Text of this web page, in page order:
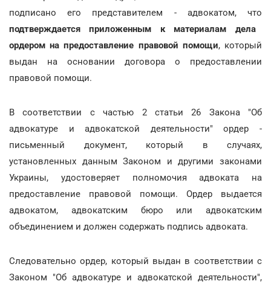
подписано его представителем - адвокатом, что
подтверждается приложенным к материалам дела
ордером на предоставление правовой помощи, который
выдан на основании договора о предоставлении
правовой помощи.
В соответствии с частью 2 статьи 26 Закона "Об
адвокатуре и адвокатской деятельности" ордер -
письменный документ, который в случаях,
установленных данным Законом и другими законами
Украины, удостоверяет полномочия адвоката на
предоставление правовой помощи. Ордер выдается
адвокатом, адвокатским бюро или адвокатским
объединением и должен содержать подпись адвоката.
Следовательно ордер, который выдан в соответствии с
Законом "Об адвокатуре и адвокатской деятельности",